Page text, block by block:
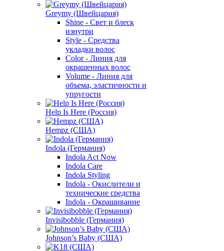
Greymy (Швейцария)
Shine - Свет и блеск
изнутри
Style - Средства
укладки волос
Color - Линия для
окрашенных волос
Volume - Линия для
объема, эластичности и
упругости
Help Is Here (Россия)
Hempz (США)
Indola (Германия)
Indola Act Now
Indola Care
Indola Styling
Indola - Окислители и
технические средства
Indola - Окрашивание
Invisibobble (Германия)
Johnson’s Baby (США)